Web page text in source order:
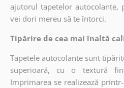
ajutorul tapetelor autocolante,
vei dori mereu să te întorci.
Tipărire de cea mai înaltă
Tapetele autocolante sunt
superioară, cu o textură
Imprimarea se realizează